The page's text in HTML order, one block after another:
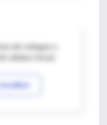
de colegas o